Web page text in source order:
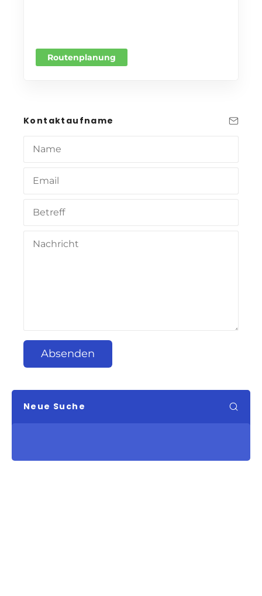
Routenplanung
Kontaktaufname
Absenden
Neue Suche